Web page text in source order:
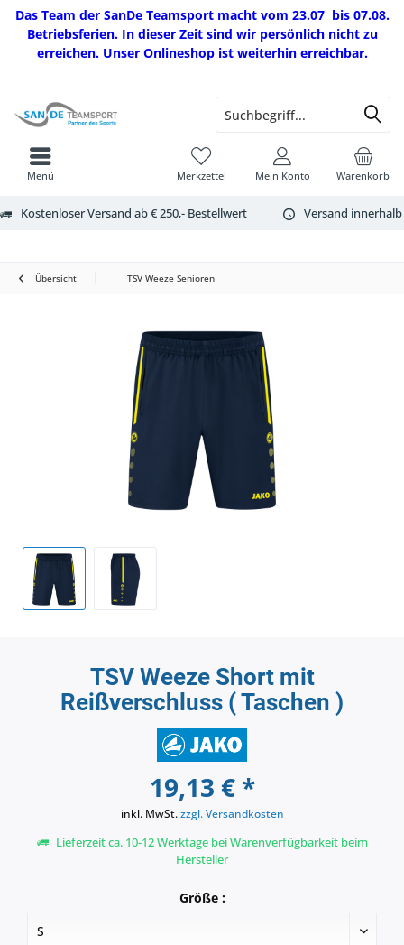
Das Team der SanDe Teamsport macht vom 23.07 bis 07.08.
Betriebsferien. In dieser Zeit sind wir persönlich nicht zu
erreichen. Unser Onlineshop ist weiterhin erreichbar.
Kostenloser Versand ab € 250,- Bestellwert Versand
Warenkorb
Merkzettel Mein Konto
Menü
Übersicht TSV Weeze Senioren
TSV Weeze Short mit
Reißverschluss ( Taschen )
19,13 € *
inkl. MwSt.zzgl. Versandkosten
Lieferzeit ca. 10-12 Werktage bei Warenverfügbarkeit beim
Hersteller
Größe :